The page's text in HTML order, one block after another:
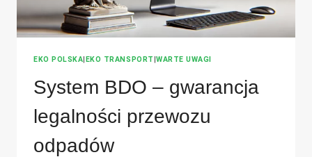
EKO POLSKA|EKO TRANSPORT |WARTE UWAGI
System BDO – gwarancja
legalności przewozu
odpadów